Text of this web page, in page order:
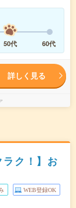
50代 60代
詳しく見る
ラク！】お
WEB登録OK